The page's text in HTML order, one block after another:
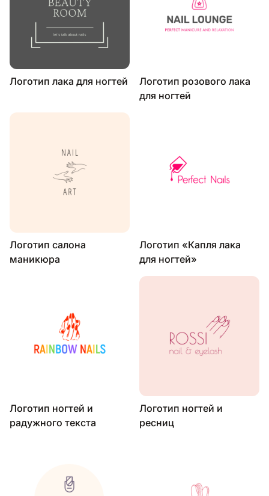
Логотип лака для ногтей
Логотип розового лака
для ногтей
Логотип салона
маникюра
Логотип «Капля лака
для ногтей»
Логотип ногтей и
радужного текста
Логотип ногтей и
ресниц